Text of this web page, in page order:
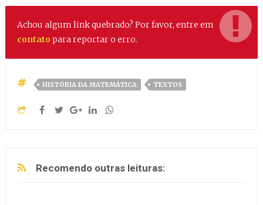
Achou algum link quebrado? Por favor, entre em
contato para reportar o erro.
HISTÓRIA DA MATEMÁTICA TEXTOS
Recomendo outras leituras: